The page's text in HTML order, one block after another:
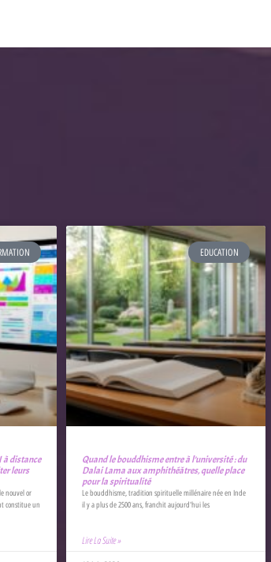
à distance
leurs
nouvel or
constitue un
EDUCATION
Quand le bouddhisme entre à l’université : du
Dalai Lama aux amphithéâtres, quelle place
pour la spiritualité
Le bouddhisme, tradition spirituelle millénaire née en Inde
il y a plus de 2500 ans, franchit aujourd'hui les
Lire La Suite »